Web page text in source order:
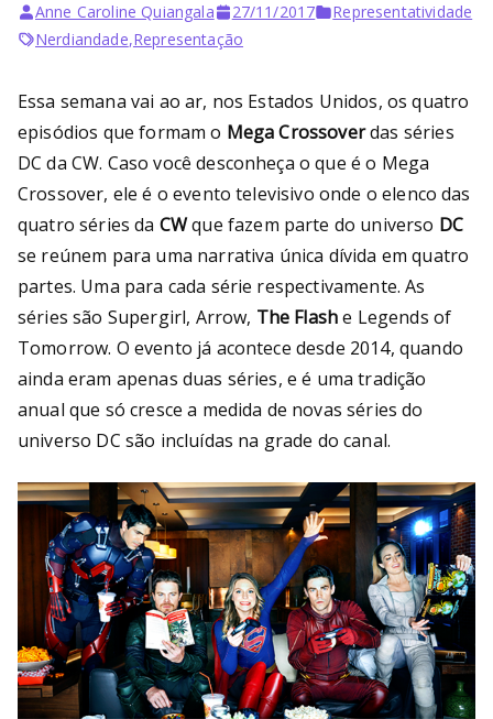
&
Bu
rni
ng
He
ll
Anne Caroline Quiangala 27/11/2017
Representatividade
Nerdiandade,Representação
Essa semana vai ao ar, nos Estados Unidos, os quatro
episódios que formam o Mega Crossoverdas séries
DC da CW. Caso você desconheça o que é o Mega
Crossover, ele é o evento televisivo onde o elenco das
quatro séries da CWque fazem parte do universo DC
se reúnem para uma narrativa única dívida em quatro
partes. Uma para cada série respectivamente. As
séries são Supergirl, Arrow, The Flashe Legends of
Tomorrow. O evento já acontece desde 2014, quando
ainda eram apenas duas séries, e é uma tradição
anual que só cresce a medida de novas séries do
universo DC são incluídas na grade do canal.